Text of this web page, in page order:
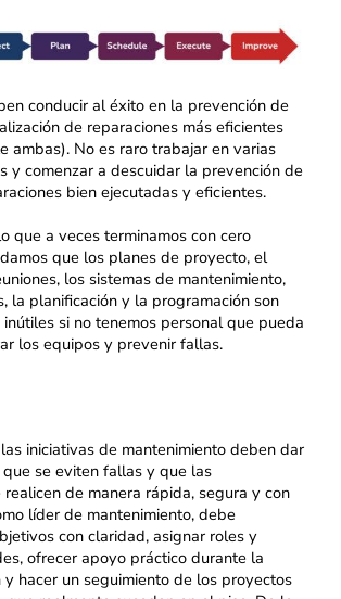
conducir al éxito en la prevención de
de reparaciones más eficientes
ambas). No es raro trabajar en varias
y comenzar a descuidar la prevención de
bien ejecutadas y eficientes.
que a veces terminamos con cero
que los planes de proyecto, el
los sistemas de mantenimiento,
la planificación y la programación son
si no tenemos personal que pueda
los equipos y prevenir fallas.
iniciativas de mantenimiento deben dar
se eviten fallas y que las
realicen de manera rápida, segura y con
líder de mantenimiento, debe
con claridad, asignar roles y
ofrecer apoyo práctico durante la
y hacer un seguimiento de los proyectos